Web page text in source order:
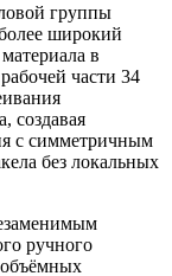
группы
широкий
в
части 34
создавая
с симметричным
без локальных
ручного